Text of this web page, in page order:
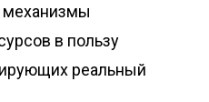
механизмы
в пользу
реальный